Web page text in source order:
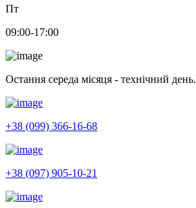
Пт
09:00-17:00
Остання середа місяця - технічний день.
+38 (099) 366-16-68
+38 (097) 905-10-21